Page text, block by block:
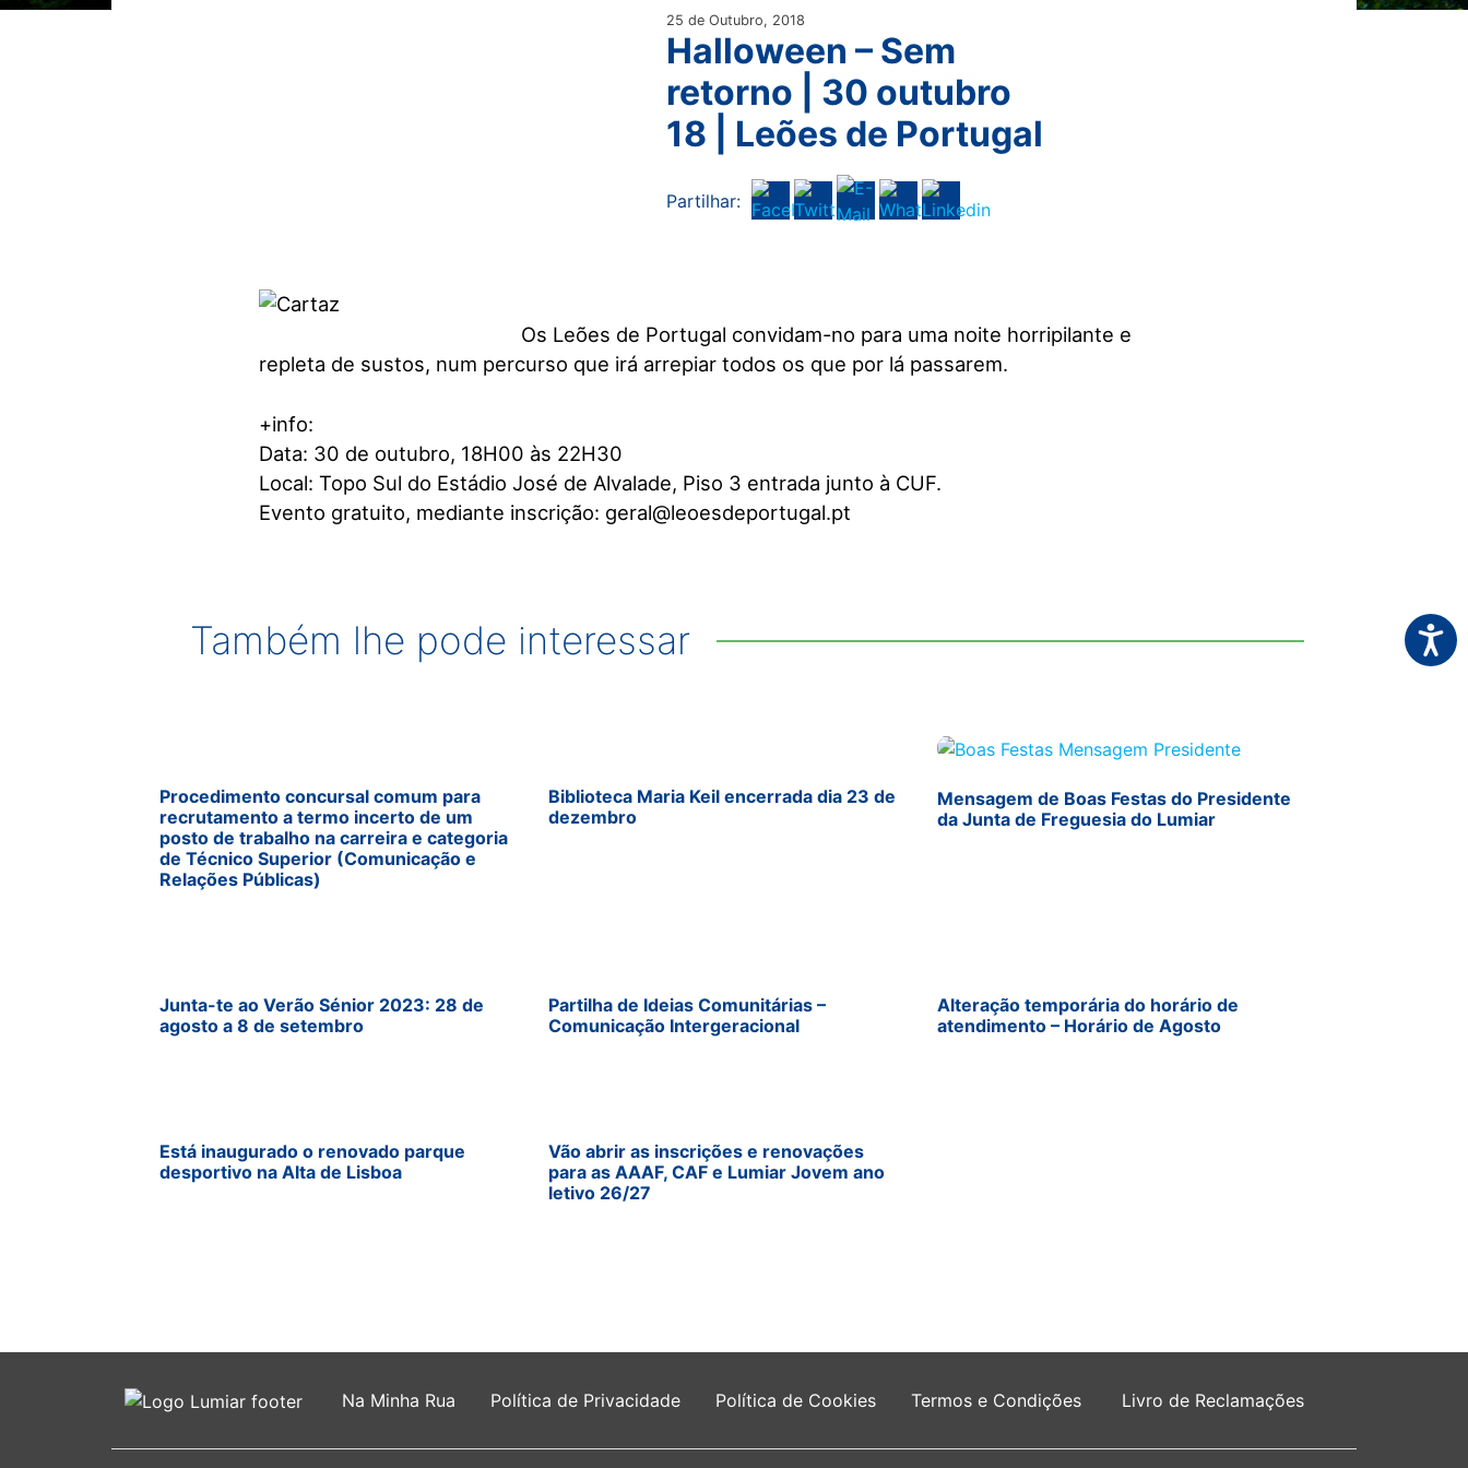
25 de Outubro, 2018
Halloween – Sem
retorno | 30 outubro
18 | Leões de Portugal
Partilhar:
Os Leões de Portugal convidam-no para uma noite horripilante e
repleta de sustos, num percurso que irá arrepiar todos os que por lá passarem.
+info:
Data: 30 de outubro, 18H00 às 22H30
Local: Topo Sul do Estádio José de Alvalade, Piso 3 entrada junto à CUF.
Evento gratuito, mediante inscrição: geral@leoesdeportugal.pt
Também lhe pode interessar
Procedimento concursal comum para
recrutamento a termo incerto de um
posto de trabalho na carreira e categoria
de Técnico Superior (Comunicação e
Relações Públicas)
Biblioteca Maria Keil encerrada dia 23 de
dezembro
Mensagem de Boas Festas do Presidente
da Junta de Freguesia do Lumiar
Junta-te ao Verão Sénior 2023: 28 de
agosto a 8 de setembro
Partilha de Ideias Comunitárias –
Comunicação Intergeracional
Alteração temporária do horário de
atendimento – Horário de Agosto
Está inaugurado o renovado parque
desportivo na Alta de Lisboa
Vão abrir as inscrições e renovações
para as AAAF, CAF e Lumiar Jovem ano
letivo 26/27
Na Minha Rua Política de Privacidade Política de Cookies Termos e Condições Livro de Reclamações